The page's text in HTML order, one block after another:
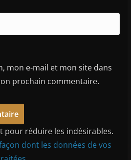
mon e-mail et mon site dans
prochain commentaire.
pour réduire les indésirables.
dont les données de vos